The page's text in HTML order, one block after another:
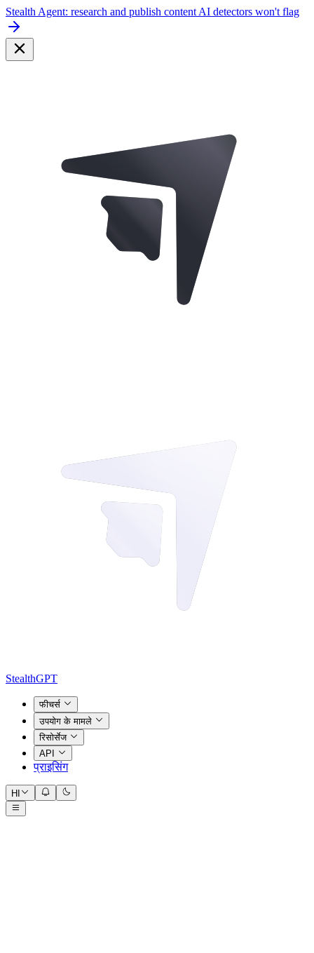
Stealth Agent: research and publish content AI detectors won't flag
StealthGPT
फीचर्स
उपयोग के मामले
रिसोर्सेज
API
प्राइसिंग
HI